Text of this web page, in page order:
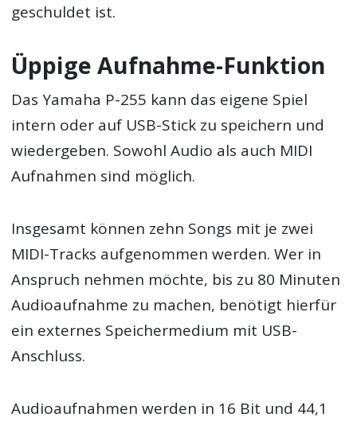
geschuldet ist.
Üppige Aufnahme-Funktion
Das Yamaha P-255 kann das eigene Spiel
intern oder auf USB-Stick zu speichern und
wiedergeben. Sowohl Audio als auch MIDI
Aufnahmen sind möglich.
Insgesamt können zehn Songs mit je zwei
MIDI-Tracks aufgenommen werden. Wer in
Anspruch nehmen möchte, bis zu 80 Minuten
Audioaufnahme zu machen, benötigt hierfür
ein externes Speichermedium mit USB-
Anschluss.
Audioaufnahmen werden in 16 Bit und 44,1